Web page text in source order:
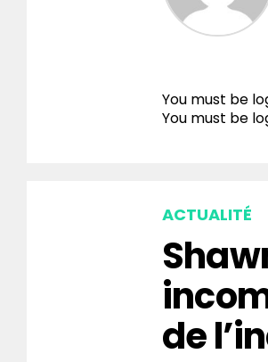
You must be
You must be
ACTUALITÉ
de